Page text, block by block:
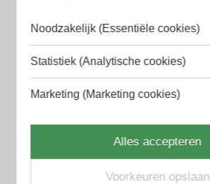
Populaire herengeuren
Amouage Heren parfum
Aramis Heren parfum
Azzaro Heren parfum
BALR. Heren parfum
Noodzakelijk (Essentiële cookies)
Statistiek (Analytische cookies)
Marketing (Marketing cookies)
Alles accepteren
Voorkeuren opslaan